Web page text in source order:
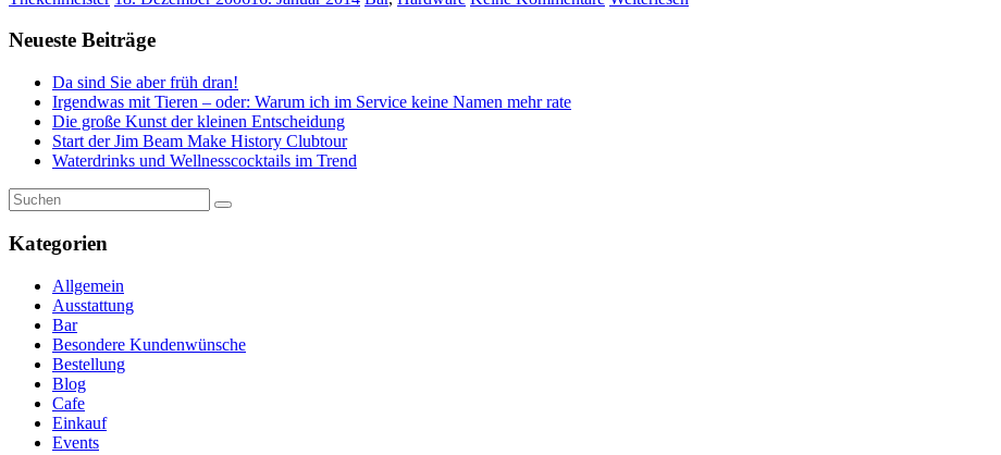
Neueste Beiträge
Da sind Sie aber früh dran!
Irgendwas mit Tieren – oder: Warum ich im Service keine Namen mehr rate
Die große Kunst der kleinen Entscheidung
Start der Jim Beam Make History Clubtour
Waterdrinks und Wellnesscocktails im Trend
Kategorien
Allgemein
Ausstattung
Bar
Besondere Kundenwünsche
Bestellung
Blog
Cafe
Einkauf
Events